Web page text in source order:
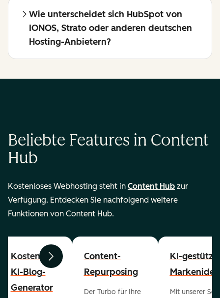
Wie unterscheidet sich HubSpot von
IONOS, Strato oder anderen deutschen
Hosting-Anbietern?
Beliebte Features in Content
Hub
Kostenloses Webhosting steht in Content Hub zur
Verfügung. Entdecken Sie nachfolgend weitere
Funktionen von Content Hub.
ZurückWeiter
Kostenloser
KI-Blog-
Generator
Content-
Repurposing
Der Turbo für Ihre
KI-
Mit unserer